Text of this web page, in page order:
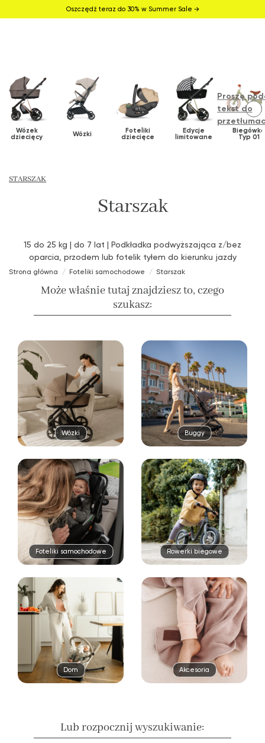
Oszczędź teraz do 30% w Summer Sale →
Wózek
dziecięcy Wózki Foteliki
dziecięce
Edycje
limitowane
Biegówka
Typ 01
Proszę
tekst do
STARSZAK
Starszak
15 do 25 kg | do 7 lat | Podkładka podwyższająca z/bez
oparcia, przodem lub fotelik tyłem do kierunku jazdy
Strona główna Foteliki samochodowe Starszak
Może właśnie tutaj znajdziesz to, czego
szukasz:
Wózki Buggy
Foteliki samochodowe Rowerki biegowe
Dom Akcesoria
Lub rozpocznij wyszukiwanie: